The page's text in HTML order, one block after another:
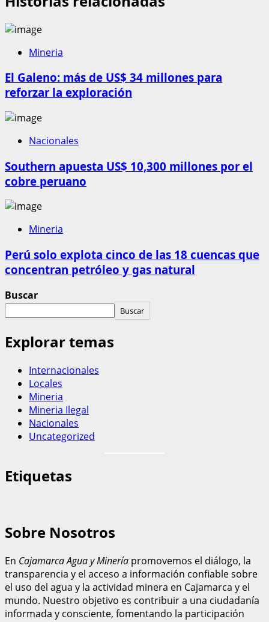
Mineria
El Galeno: más de US$ 34 millones para
reforzar la exploración
Nacionales
Southern apuesta US$ 10,300 millones por el
cobre peruano
Mineria
Perú solo explota cinco de las 18 cuencas que
concentran petróleo y gas natural
Buscar
Buscar
Explorar temas
Internacionales
Locales
Mineria
Mineria Ilegal
Nacionales
Uncategorized
Etiquetas
Sobre Nosotros
En Cajamarca Agua y Minería promovemos el diálogo, la
transparencia y el acceso a información confiable sobre
el uso del agua y la actividad minera en Cajamarca y el
mundo. Nuestro objetivo es contribuir a una ciudadanía
informada y consciente, fomentando la participación